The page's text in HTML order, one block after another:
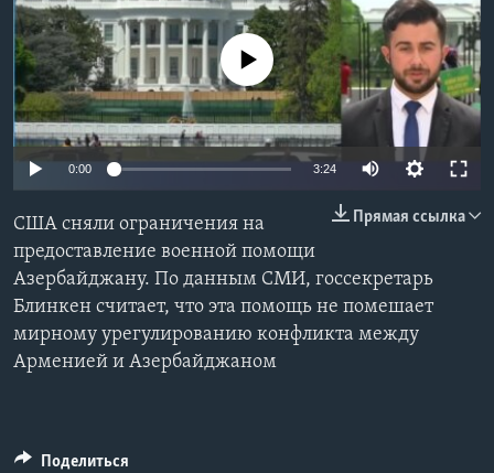
Learning English
СОЦИАЛЬНЫЕ СЕТИ
No media source currently available
0:00 3:24
Прямая ссылка
США сняли ограничения на
предоставление военной помощи
Азербайджану. По данным СМИ, госсекретарь
Блинкен считает, что эта помощь не помешает
мирному урегулированию конфликта между
Арменией и Азербайджаном
Поделиться